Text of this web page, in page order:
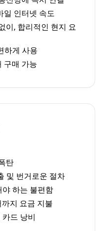
일 인터넷 속도
이, 합리적인 현지 요
하게 사용
구매 가능
탄
및 번거로운 절차
하는 불편함
지 요금 지불
드 낭비